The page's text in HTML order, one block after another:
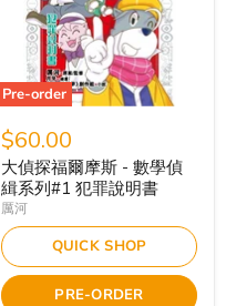
Pre-order
$60.00
大偵探福爾摩斯 - 數學偵
緝系列#1 犯罪說明書
厲河
QUICK SHOP
PRE-ORDER